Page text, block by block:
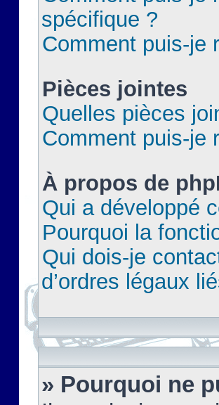
spécifique ?
Comment puis-je
Pièces jointes
Quelles pièces
Comment puis-je
À propos de
Qui a développé
Pourquoi la
Qui dois-je
d’ordres légaux
» Pourquoi ne